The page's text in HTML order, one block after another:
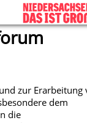
zur Erarbeitung
dem
die